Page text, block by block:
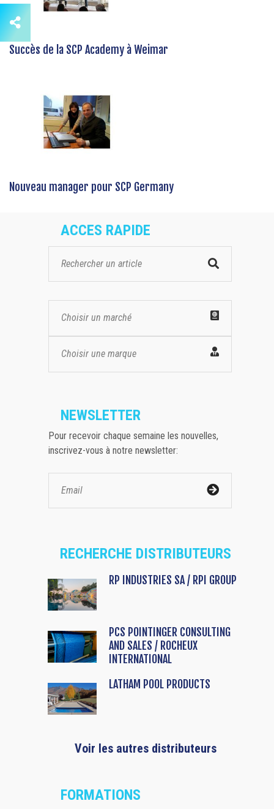
Succès de la SCP Academy à Weimar
Nouveau manager pour SCP Germany
ACCES RAPIDE
Choisir un marché
Choisir une marque
NEWSLETTER
Pour recevoir chaque semaine les nouvelles,
inscrivez-vous à notre newsletter:
RECHERCHE DISTRIBUTEURS
RP INDUSTRIES SA / RPI GROUP
PCS POINTINGER CONSULTING
AND SALES / ROCHEUX
INTERNATIONAL
LATHAM POOL PRODUCTS
Voir les autres distributeurs
FORMATIONS